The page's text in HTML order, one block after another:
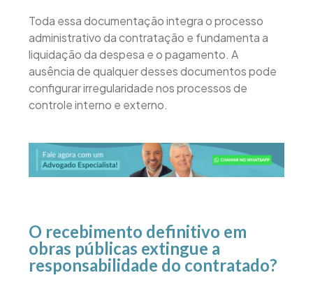
Toda essa documentação integra o processo
administrativo da contratação e fundamenta a
liquidação da despesa e o pagamento. A
ausência de qualquer desses documentos pode
configurar irregularidade nos processos de
controle interno e externo.
O recebimento definitivo em
obras públicas extingue a
responsabilidade do contratado?